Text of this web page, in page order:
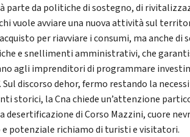
parte da politiche di sostegno, di
vuole avviare una nuova attività sul
per riavviare i consumi, ma anche di
e snellimenti amministrativi, che
agli imprenditori di programmare
Sul discorso dehor, fermo restando la
storici, la Cna chiede un’attenzione
desertificazione di Corso Mazzini, cuore
potenziale richiamo di turisti e visitatori.